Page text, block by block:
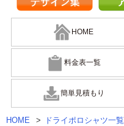
HOME
料金表一覧
簡単見積もり
HOME > ドライポロシャツ一覧